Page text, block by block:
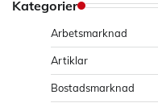
Kategorier
Arbetsmarknad
Artiklar
Bostadsmarknad